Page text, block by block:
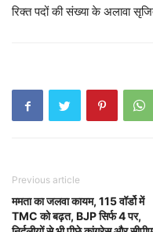
रिक्त पदों की संख्या के अलावा
Previous article
ममता का जलवा कायम, 115 वॉर्डो में
TMC को बढ़त, BJP सिर्फ 4 पर,